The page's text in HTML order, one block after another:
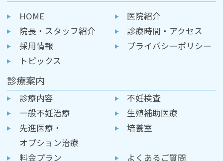
HOME
医院紹介
院長・スタッフ紹介
診療時間・アクセス
採用情報
プライバシーポリシー
トピックス
診療案内
診療内容
不妊検査
一般不妊治療
生殖補助医療
先進医療・
オプション治療
培養室
料金プラン
よくあるご質問